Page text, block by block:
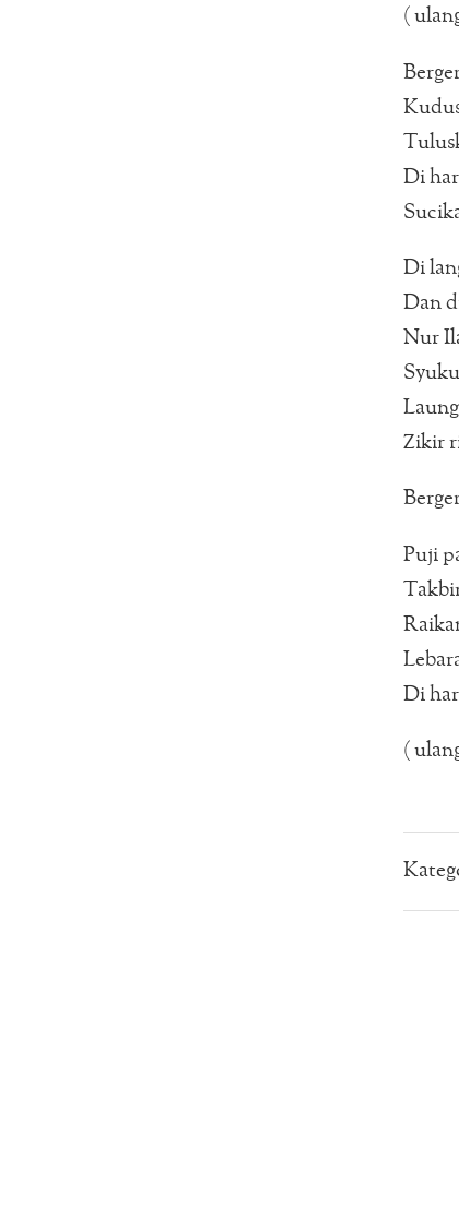
(
Di
Di
Dan
Nur
Zikir
Puji
Di
(